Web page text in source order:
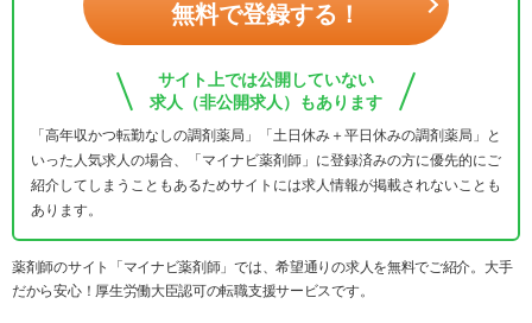
無料で登録する！
サイト上では公開していない
求人（非公開求人）もあります
「高年収かつ転勤なしの調剤薬局」「土日休み＋平日休みの調剤薬局」と
いった人気求人の場合、「マイナビ薬剤師」に登録済みの方に優先的にご
紹介してしまうこともあるためサイトには求人情報が掲載されないことも
あります。
薬剤師のサイト「マイナビ薬剤師」では、希望通りの求人を無料でご紹介。大手
だから安心！厚生労働大臣認可の転職支援サービスです。